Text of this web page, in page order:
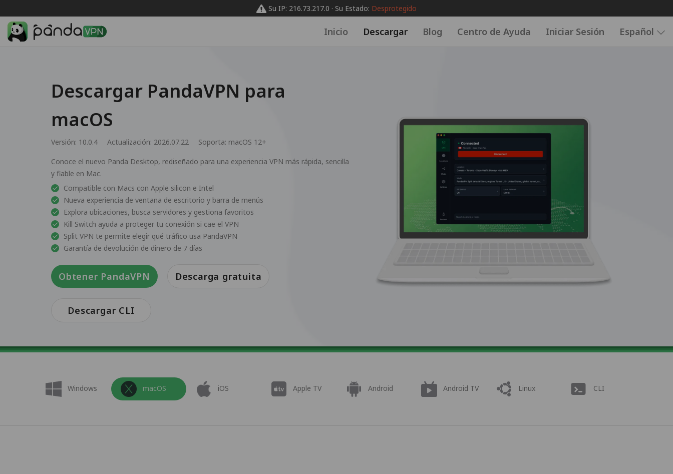
Su IP: 216.73.217.0 · Su Estado: Desprotegido
Inicio Descargar Blog Centro de Ayuda Iniciar Sesión Español
Descargar PandaVPN para
macOS
Versión: 10.0.4 Actualización: 2026.07.22 Soporta: macOS 12+
Conoce el nuevo Panda Desktop, rediseñado para una experiencia VPN más rápida, sencilla
y fiable en Mac.
Compatible con Macs con Apple silicon e Intel
Nueva experiencia de ventana de escritorio y barra de menús
Explora ubicaciones, busca servidores y gestiona favoritos
Kill Switch ayuda a proteger tu conexión si cae el VPN
Split VPN te permite elegir qué tráfico usa PandaVPN
Garantía de devolución de dinero de 7 días
Obtener PandaVPN Descarga gratuita
Descargar CLI
Windows macOS iOS Apple TV Android Android TV Linux CLI